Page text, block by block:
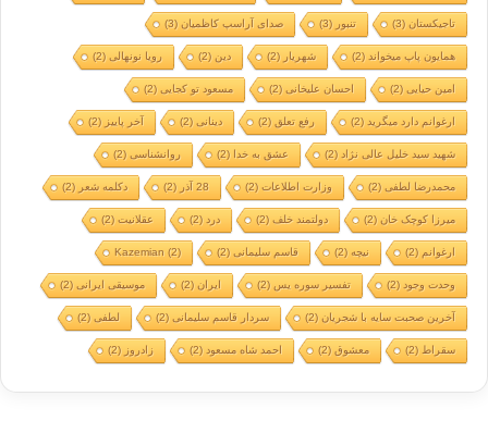
تاجیکستان(3) تنبور (3) صدای آراسپ کاظمیان(3)
همایون پاپ میخواند (2) شهریار (2) دین (2) رویا نونهالی(2)
امین حیایی(2) احسان علیخانی(2) مسعود تو کجایی(2)
ارغوانم دارد میگرید (2) رفع تعلق (2) دینانی(2) آخر پاییز (2)
شهید سید خلیل عالی نژاد (2) عشق به خدا (2) روانشناسی(2)
محمدرضا لطفی(2) وزارت اطلاعات(2) 28 آذر (2) دکلمه شعر (2)
میرزا کوچک خان(2) دولتمند خلف(2) درد (2) عقلانیت(2)
ارغوانم (2) نیچه(2) قاسم سلیمانی(2)
Kazemian (2)
وحدت وجود (2) تفسیر سوره یس (2) ایران(2) موسیقی ایرانی(2)
آخرین صحبت سایه با شجریان(2) سردار قاسم سلیمانی(2) لطفی(2)
سقراط (2) معشوق(2) احمد شاه مسعود (2) زادروز (2)